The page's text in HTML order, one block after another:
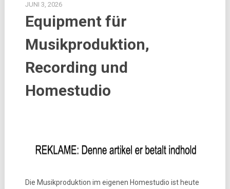
JUNI 3, 2026
Equipment für
Musikproduktion,
Recording und
Homestudio
Die Musikproduktion im eigenen Homestudio ist heute